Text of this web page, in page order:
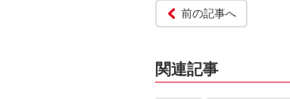
前の記事へ
関連記事